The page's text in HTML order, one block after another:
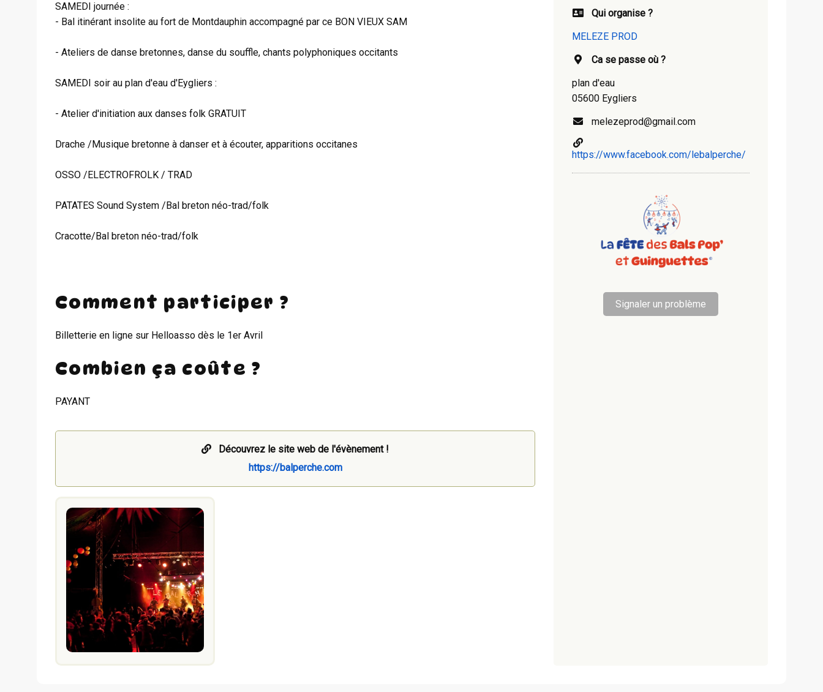
SAMEDI journée :
- Bal itinérant insolite au fort de Montdauphin accompagné par ce BON VIEUX SAM
- Ateliers de danse bretonnes, danse du souffle, chants polyphoniques occitants
SAMEDI soir au plan d'eau d'Eygliers :
- Atelier d'initiation aux danses folk GRATUIT
Drache /Musique bretonne à danser et à écouter, apparitions occitanes
OSSO /ELECTROFROLK / TRAD
PATATES Sound System /Bal breton néo-trad/folk
Cracotte/Bal breton néo-trad/folk
Comment participer ?
Billetterie en ligne sur Helloasso dès le 1er Avril
Combien ça coûte ?
PAYANT
Découvrez le site web de l'évènement !
https://balperche.com
Qui organise ?
MELEZE PROD
Ca se passe où ?
plan d'eau
05600 Eygliers
melezeprod@gmail.com
https://www.facebook.com/lebalperche/
Signaler un problème